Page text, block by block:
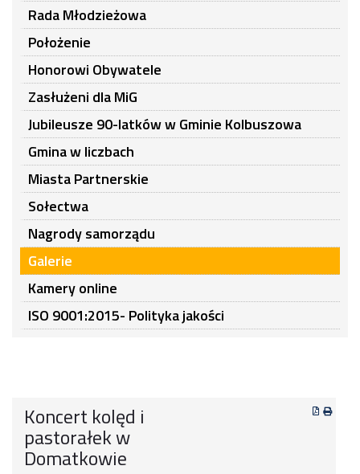
Rada Młodzieżowa
Położenie
Honorowi Obywatele
Zasłużeni dla MiG
Jubileusze 90-latków w Gminie Kolbuszowa
Gmina w liczbach
Miasta Partnerskie
Sołectwa
Nagrody samorządu
Galerie
Kamery online
ISO 9001:2015- Polityka jakości
Koncert kolęd i
pastorałek w
Domatkowie